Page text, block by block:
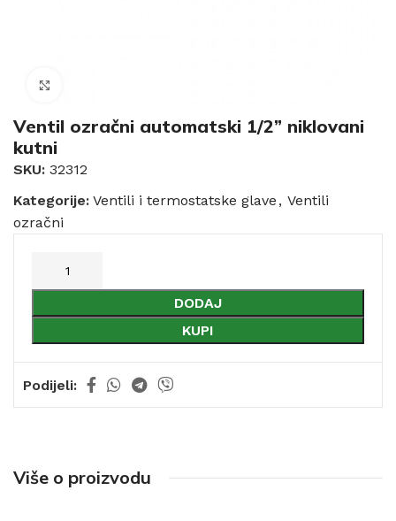
Ventil ozračni automatski 1/2” niklovani
kutni
SKU: 32312
Kategorije: Ventili i termostatske glave , Ventili
ozračni
DODAJ
KUPI
Podijeli:
Više o proizvodu